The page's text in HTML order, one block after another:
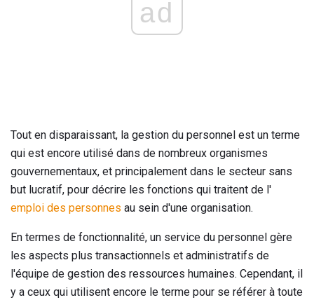
ad
Tout en disparaissant, la gestion du personnel est un terme
qui est encore utilisé dans de nombreux organismes
gouvernementaux, et principalement dans le secteur sans
but lucratif, pour décrire les fonctions qui traitent de l'
emploi des personnes au sein d'une organisation.
En termes de fonctionnalité, un service du personnel gère
les aspects plus transactionnels et administratifs de
l'équipe de gestion des ressources humaines. Cependant, il
y a ceux qui utilisent encore le terme pour se référer à toute